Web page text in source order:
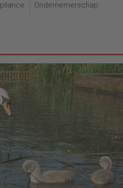
Ondernemerschap